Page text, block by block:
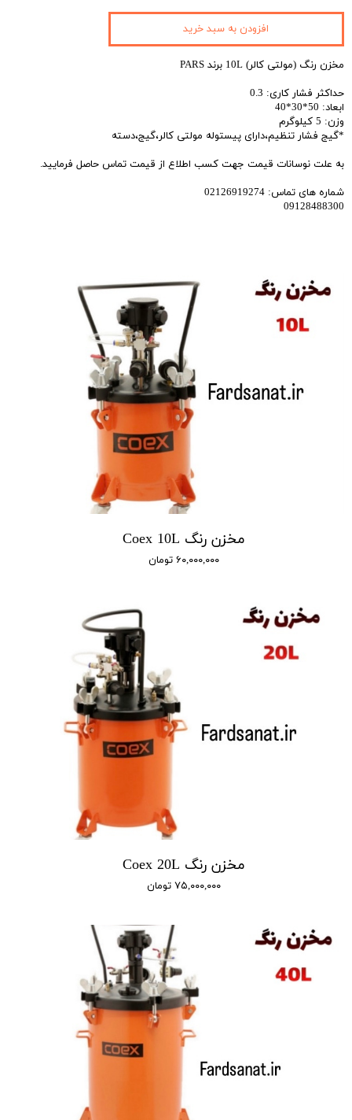
مخزن رنگ (مولتی کالر) 10L برند PARS
حداکثر فشار کاری: 0.3
ابعاد: 50*30*40
وزن: 5 کیلوگرم
*گیج فشار تنظیم،دارای پیستوله مولتی کالر،گیج،دسته
به علت نوسانات قیمت جهت کسب اطلاع از قیمت تماس حاصل فرمایید.
شماره های تماس: 02126919274
09128488300
افزودن به سبد خرید
مخزن رنگ Coex 10L
۶۰,۰۰۰,۰۰۰ تومان
مخزن رنگ Coex 20L
۷۵,۰۰۰,۰۰۰ تومان